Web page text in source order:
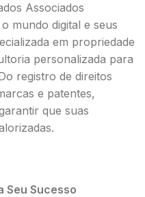
Associados
mundo digital e seus
em propriedade
personalizada para
registro de direitos
e patentes,
que suas
Seu Sucesso